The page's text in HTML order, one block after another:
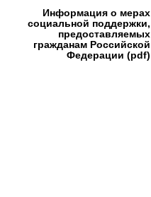
Информация о мерах
социальной поддержки,
предоставляемых
гражданам Российской
Федерации (pdf)